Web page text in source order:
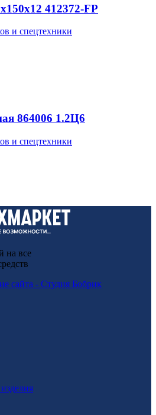
412372-FP
и спецтехники
864006 1.2Ц6
и спецтехники
на все